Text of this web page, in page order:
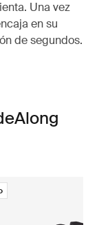
Una vez
en su
de segundos.